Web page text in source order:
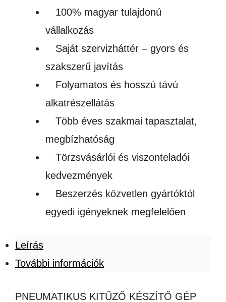
100% magyar tulajdonú
vállalkozás
Saját szervizháttér – gyors és
szakszerű javítás
Folyamatos és hosszú távú
alkatrészellátás
Több éves szakmai tapasztalat,
megbízhatóság
Törzsvásárlói és viszonteladói
kedvezmények
Beszerzés közvetlen gyártóktól
egyedi igényeknek megfelelően
Leírás
További információk
PNEUMATIKUS KITŰZŐ KÉSZÍTŐ GÉP